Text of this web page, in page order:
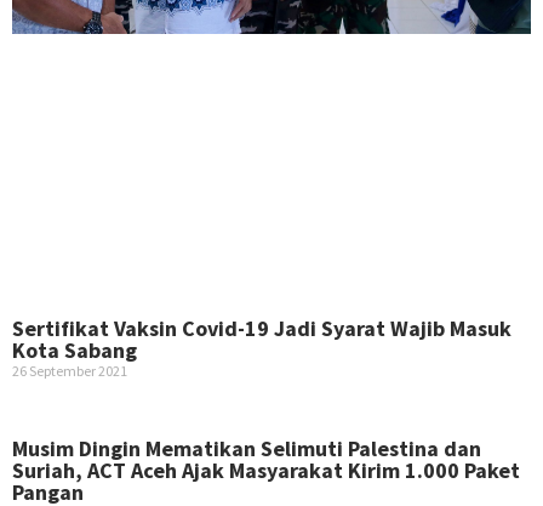
Sertifikat Vaksin Covid-19 Jadi Syarat Wajib Masuk
Kota Sabang
26 September 2021
Musim Dingin Mematikan Selimuti Palestina dan
Suriah, ACT Aceh Ajak Masyarakat Kirim 1.000 Paket
Pangan